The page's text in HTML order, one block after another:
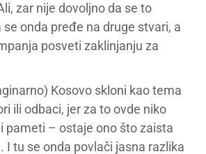
zar nije dovoljno da se to
onda pređe na druge stvari, a
posveti zaklinjanju za
Kosovo skloni kao tema
ili odbaci, jer za to ovde niko
pameti – ostaje ono što zaista
I tu se onda povlači jasna razlika